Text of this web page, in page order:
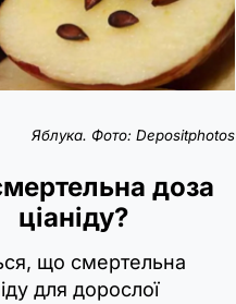
Яблука. Фото: Depositphotos
доза
ціаніду?
що смертельна
для дорослої